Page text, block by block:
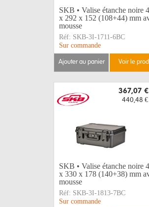
SKB • Valise étanche noire
x 292 x 152 (108+44) mm
mousse
Réf: SKB-3I-1711-6BC
Sur commande
ajouter au panier voir le
367,07 €
440,48 €
SKB • Valise étanche noire
x 330 x 178 (140+38) mm
mousse
Réf: SKB-3I-1813-7BC
Sur commande